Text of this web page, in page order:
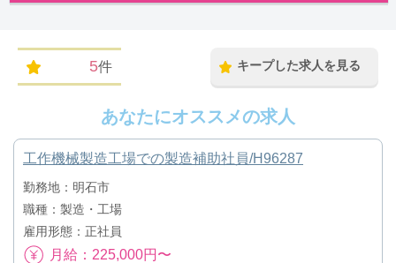
5件 キープした求人を見る
あなたにオススメの求人
工作機械製造工場での製造補助社員/H96287
勤務地：明石市
職種：製造・工場
雇用形態：正社員
月給：225,000円〜